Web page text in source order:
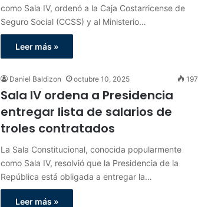
como Sala IV, ordenó a la Caja Costarricense de
Seguro Social (CCSS) y al Ministerio…
Leer más »
Daniel Baldizon octubre 10, 2025 197
Sala IV ordena a Presidencia
entregar lista de salarios de
troles contratados
La Sala Constitucional, conocida popularmente
como Sala IV, resolvió que la Presidencia de la
República está obligada a entregar la…
Leer más »